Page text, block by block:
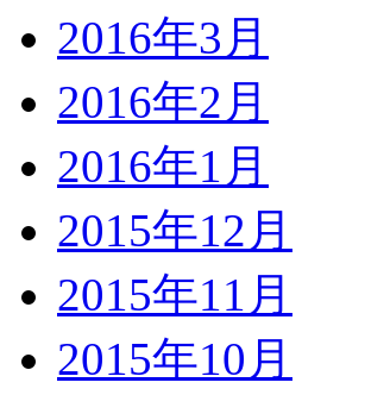
2016年3月
2016年2月
2016年1月
2015年12月
2015年11月
2015年10月